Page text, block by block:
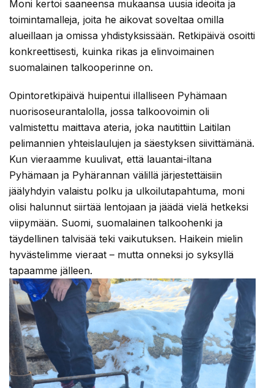
Moni kertoi saaneensa mukaansa uusia ideoita ja
toimintamalleja, joita he aikovat soveltaa omilla
alueillaan ja omissa yhdistyksissään. Retkipäivä osoitti
konkreettisesti, kuinka rikas ja elinvoimainen
suomalainen talkooperinne on.
Opintoretkipäivä huipentui illalliseen Pyhämaan
nuorisoseurantalolla, jossa talkoovoimin oli
valmistettu maittava ateria, joka nautittiin Laitilan
pelimannien yhteislaulujen ja säestyksen siivittämänä.
Kun vieraamme kuulivat, että lauantai-iltana
Pyhämaan ja Pyhärannan välillä järjestettäisiin
jäälyhdyin valaistu polku ja ulkoilutapahtuma, moni
olisi halunnut siirtää lentojaan ja jäädä vielä hetkeksi
viipymään. Suomi, suomalainen talkoohenki ja
täydellinen talvisää teki vaikutuksen. Haikein mielin
hyvästelimme vieraat – mutta onneksi jo syksyllä
tapaamme jälleen.